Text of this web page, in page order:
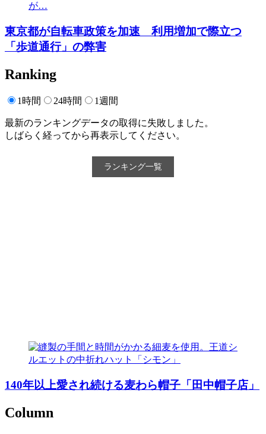
東京都が自転車政策を加速 利用増加で際立つ
「歩道通行」の弊害
Ranking
1時間 24時間 1週間
最新のランキングデータの取得に失敗しました。
しばらく経ってから再表示してください。
ランキング一覧
140年以上愛され続ける麦わら帽子「田中帽子店」
Column